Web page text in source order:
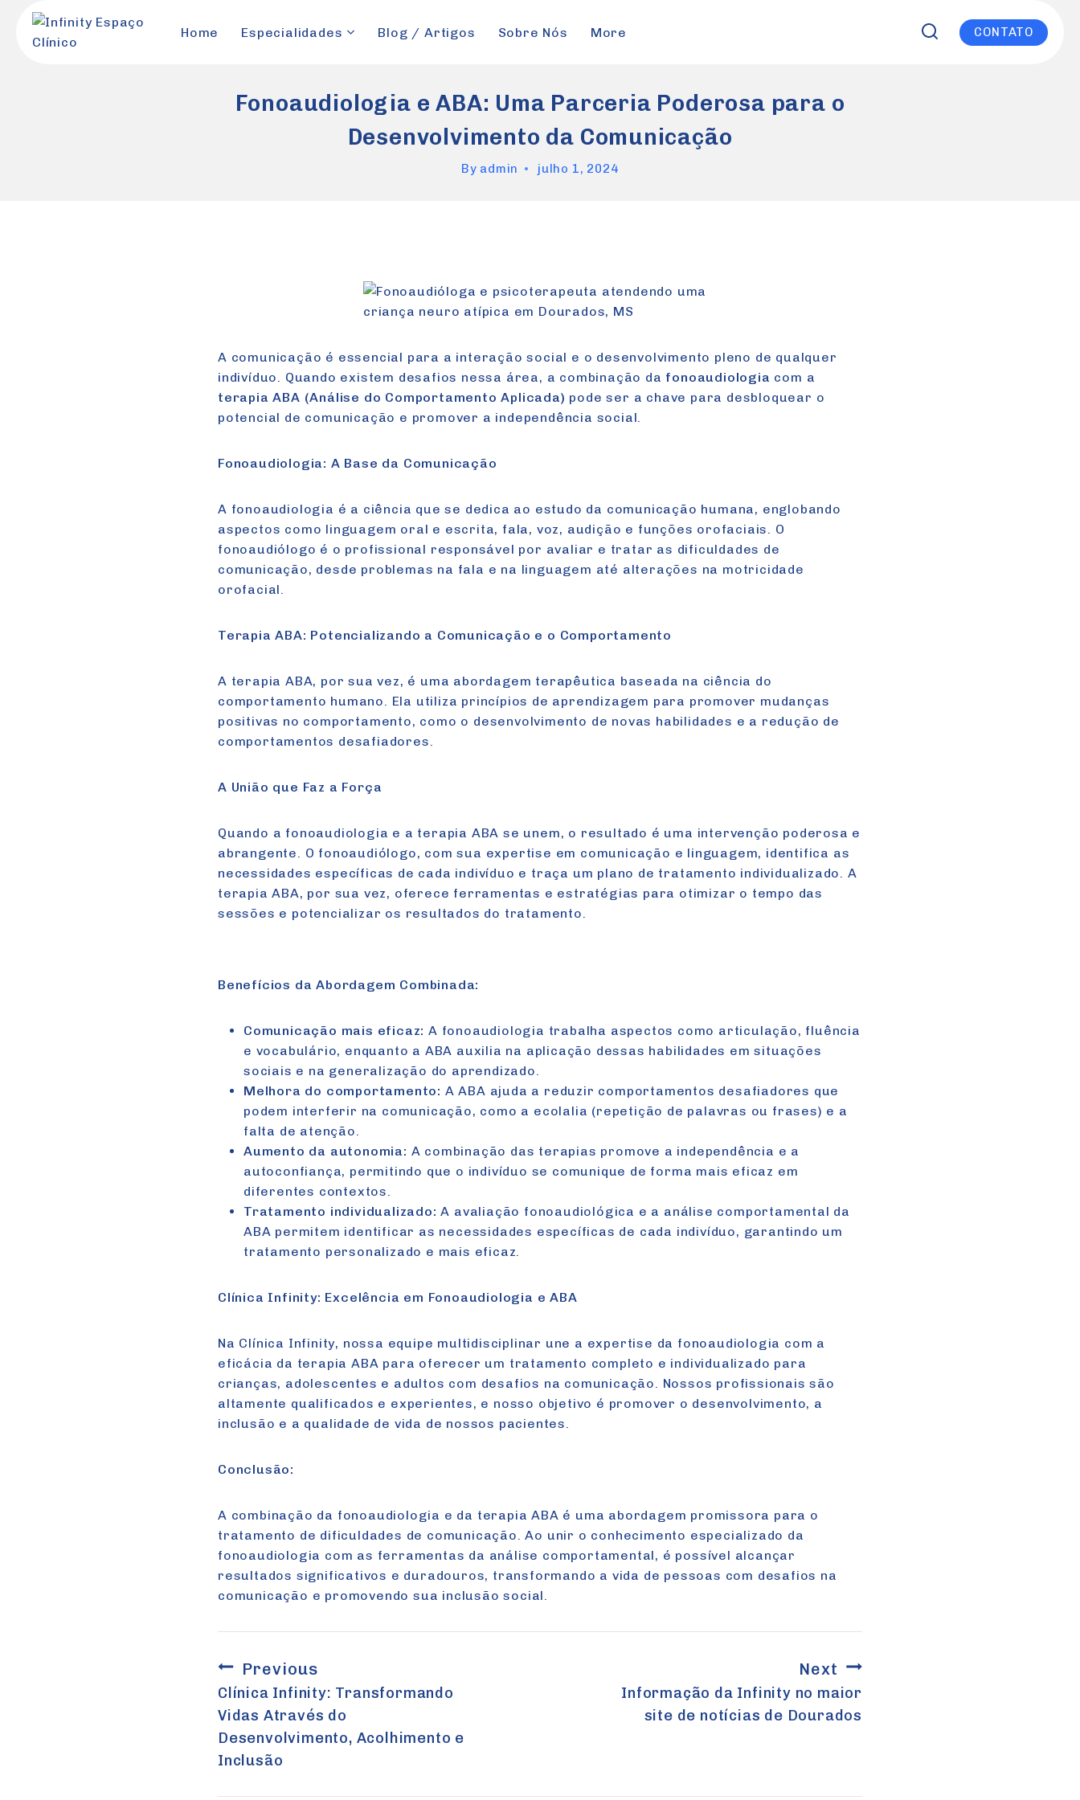
content
Home Especialidades Blog / Artigos Sobre Nós More CONTATO
Fonoaudiologia e ABA: Uma Parceria Poderosa para o
Desenvolvimento da Comunicação
By admin julho 1, 2024
A comunicação é essencial para a interação social e o desenvolvimento pleno de qualquer
indivíduo. Quando existem desafios nessa área, a combinação da fonoaudiologia com a
terapia ABA (Análise do Comportamento Aplicada) pode ser a chave para desbloquear o
potencial de comunicação e promover a independência social.
Fonoaudiologia: A Base da Comunicação
A fonoaudiologia é a ciência que se dedica ao estudo da comunicação humana, englobando
aspectos como linguagem oral e escrita, fala, voz, audição e funções orofaciais. O
fonoaudiólogo é o profissional responsável por avaliar e tratar as dificuldades de
comunicação, desde problemas na fala e na linguagem até alterações na motricidade
orofacial.
Terapia ABA: Potencializando a Comunicação e o Comportamento
A terapia ABA, por sua vez, é uma abordagem terapêutica baseada na ciência do
comportamento humano. Ela utiliza princípios de aprendizagem para promover mudanças
positivas no comportamento, como o desenvolvimento de novas habilidades e a redução de
comportamentos desafiadores.
A União que Faz a Força
Quando a fonoaudiologia e a terapia ABA se unem, o resultado é uma intervenção poderosa e
abrangente. O fonoaudiólogo, com sua expertise em comunicação e linguagem, identifica as
necessidades específicas de cada indivíduo e traça um plano de tratamento individualizado. A
terapia ABA, por sua vez, oferece ferramentas e estratégias para otimizar o tempo das
sessões e potencializar os resultados do tratamento.
Benefícios da Abordagem Combinada:
Comunicação mais eficaz: A fonoaudiologia trabalha aspectos como articulação, fluência
e vocabulário, enquanto a ABA auxilia na aplicação dessas habilidades em situações
sociais e na generalização do aprendizado.
Melhora do comportamento: A ABA ajuda a reduzir comportamentos desafiadores que
podem interferir na comunicação, como a ecolalia (repetição de palavras ou frases) e a
falta de atenção.
Aumento da autonomia: A combinação das terapias promove a independência e a
autoconfiança, permitindo que o indivíduo se comunique de forma mais eficaz em
diferentes contextos.
Tratamento individualizado: A avaliação fonoaudiológica e a análise comportamental da
ABA permitem identificar as necessidades específicas de cada indivíduo, garantindo um
tratamento personalizado e mais eficaz.
Clínica Infinity: Excelência em Fonoaudiologia e ABA
Na Clínica Infinity, nossa equipe multidisciplinar une a expertise da fonoaudiologia com a
eficácia da terapia ABA para oferecer um tratamento completo e individualizado para
crianças, adolescentes e adultos com desafios na comunicação. Nossos profissionais são
altamente qualificados e experientes, e nosso objetivo é promover o desenvolvimento, a
inclusão e a qualidade de vida de nossos pacientes.
Conclusão:
A combinação da fonoaudiologia e da terapia ABA é uma abordagem promissora para o
tratamento de dificuldades de comunicação. Ao unir o conhecimento especializado da
fonoaudiologia com as ferramentas da análise comportamental, é possível alcançar
resultados significativos e duradouros, transformando a vida de pessoas com desafios na
comunicação e promovendo sua inclusão social.
Navegação
de
Previous
Clínica Infinity: Transformando
Vidas Através do
Desenvolvimento, Acolhimento e
Inclusão
Next
Informação da Infinity no maior
site de notícias de Dourados